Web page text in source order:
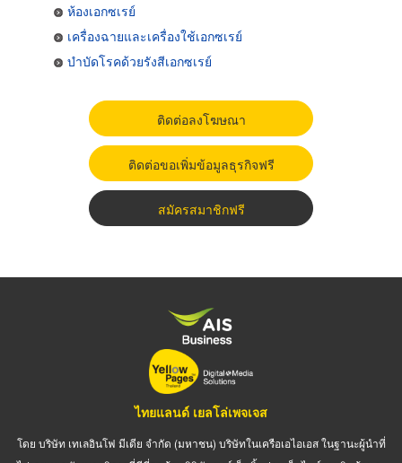
ห้องเอกซเรย์
เครื่องฉายและเครื่องใช้เอกซเรย์
บำบัดโรคด้วยรังสีเอกซเรย์
ติดต่อลงโฆษณา
ติดต่อขอเพิ่มข้อมูลธุรกิจฟรี
สมัครสมาชิกฟรี
ไทยแลนด์ เยลโล่เพจเจส
โดย บริษัท เทเลอินโฟ มีเดีย จำกัด (มหาชน) บริษัทในเครือเอไอเอส ในฐานะผู้นำที่